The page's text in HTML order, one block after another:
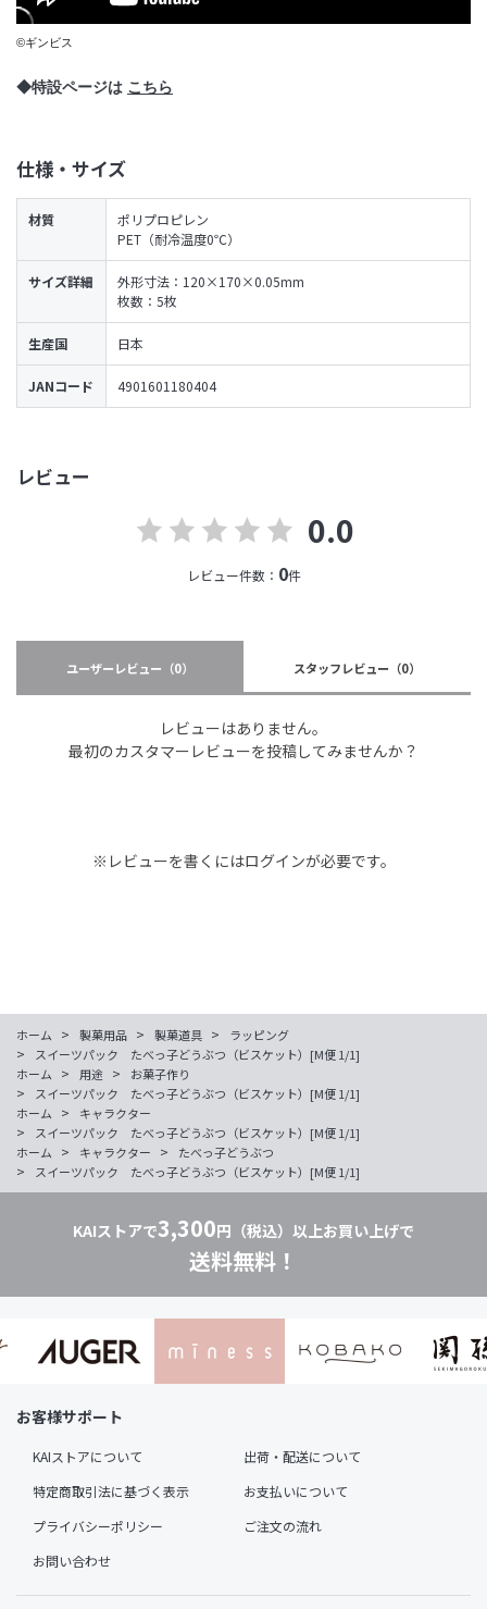
レビュー
0.0
レビュー件数： 0件
ユーザーレビュー （0） スタッフレビュー （0）
レビューはありません。
最初のカスタマーレビューを投稿してみませんか？
※レビューを書くにはログインが必要です。
©ギンビス
◆特設ページは こちら
仕様・サイズ
材質
ポリプロピレン
PET（耐冷温度0℃）
サイズ詳細
外形寸法：120×170×0.05mm
枚数：5枚
生産国 日本
JANコード 4901601180404
ホーム > 製菓用品 > 製菓道具 > ラッピング
>
スイーツパック たべっ子どうぶつ（ビスケット）[M便 1/1]
ホーム
> 用途 > お菓子作り
>
スイーツパック たべっ子どうぶつ（ビスケット）[M便 1/1]
ホーム
> キャラクター
>
スイーツパック たべっ子どうぶつ（ビスケット）[M便 1/1]
ホーム
> キャラクター > たべっ子どうぶつ
> スイーツパック たべっ子どうぶつ（ビスケット）[M便 1/1]
KAIストアで3,300円（税込）以上お買い上げで
送料無料！
お客様サポート
KAIストアについて
出荷・配送について
特定商取引法に基づく表示
お支払いについて
プライバシーポリシー
ご注文の流れ
お問い合わせ